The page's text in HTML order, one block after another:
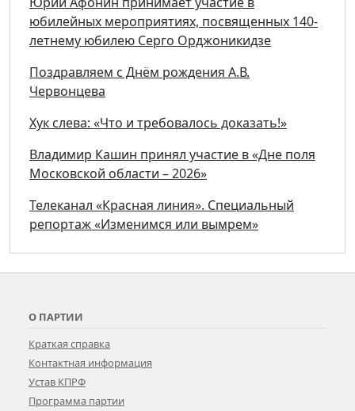
юбилейных мероприятиях, посвященных 140-
летнему юбилею Серго Орджоникидзе
Поздравляем с Днём рождения А.В.
Червонцева
Хук слева: «Что и требовалось доказать!»
Владимир Кашин принял участие в «Дне поля
Московской области – 2026»
Телеканал «Красная линия». Специальный
репортаж «Изменимся или вымрем»
О ПАРТИИ
Краткая справка
Контактная информация
Устав КПРФ
Программа партии